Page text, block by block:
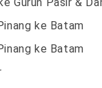
ke Batam
ke Batam